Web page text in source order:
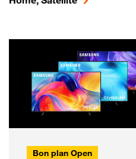
Bon plan Open